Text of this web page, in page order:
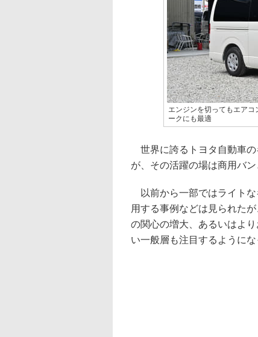
エンジンを切ってもエア
ークにも最適
世界に誇るトヨタ自動車の
が、その活躍の場は商用バ
以前から一部ではライトな
用する事例などは見られた
の関心の増大、あるいはよ
い一般層も注目するようにな